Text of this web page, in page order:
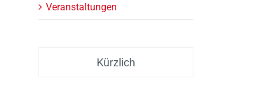
Veranstaltungen
Kürzlich